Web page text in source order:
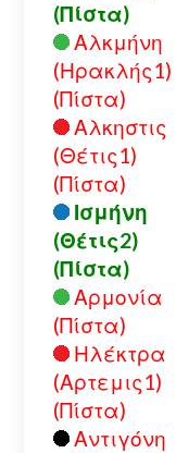
(Πίστα)
Αλκμήνη
(Ηρακλής1)
(Πίστα)
Αλκηστις
(Θέτις1)
(Πίστα)
Ισμήνη
(Θέτις2)
(Πίστα)
Αρμονία
(Πίστα)
Ηλέκτρα
(Αρτεμις1)
(Πίστα)
Αντιγόνη